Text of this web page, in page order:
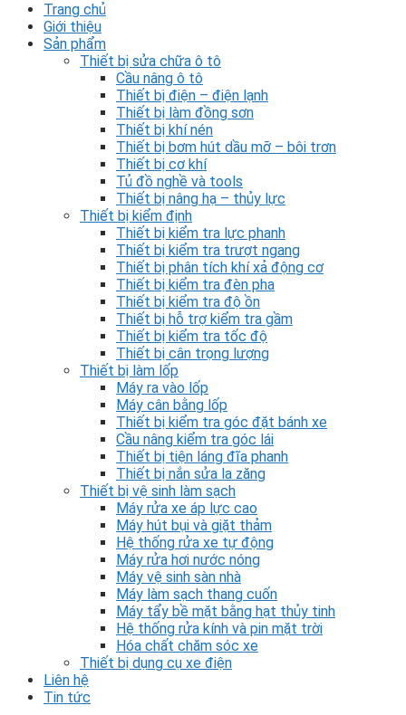
Trang chủ
Giới thiệu
Sản phẩm
Thiết bị sửa chữa ô tô
Cầu nâng ô tô
Thiết bị điện – điện lạnh
Thiết bị làm đồng sơn
Thiết bị khí nén
Thiết bị bơm hút dầu mỡ – bôi trơn
Thiết bị cơ khí
Tủ đồ nghề và tools
Thiết bị nâng hạ – thủy lực
Thiết bị kiểm định
Thiết bị kiểm tra lực phanh
Thiết bị kiểm tra trượt ngang
Thiết bị phân tích khí xả động cơ
Thiết bị kiểm tra đèn pha
Thiết bị kiểm tra độ ồn
Thiết bị hỗ trợ kiểm tra gầm
Thiết bị kiểm tra tốc độ
Thiết bị cân trọng lượng
Thiết bị làm lốp
Máy ra vào lốp
Máy cân bằng lốp
Thiết bị kiểm tra góc đặt bánh xe
Cầu nâng kiểm tra góc lái
Thiết bị tiện láng đĩa phanh
Thiết bị nắn sửa la zăng
Thiết bị vệ sinh làm sạch
Máy rửa xe áp lực cao
Máy hút bụi và giặt thảm
Hệ thống rửa xe tự động
Máy rửa hơi nước nóng
Máy vệ sinh sàn nhà
Máy làm sạch thang cuốn
Máy tẩy bề mặt bằng hạt thủy tinh
Hệ thống rửa kính và pin mặt trời
Hóa chất chăm sóc xe
Thiết bị dụng cụ xe điện
Liên hệ
Tin tức